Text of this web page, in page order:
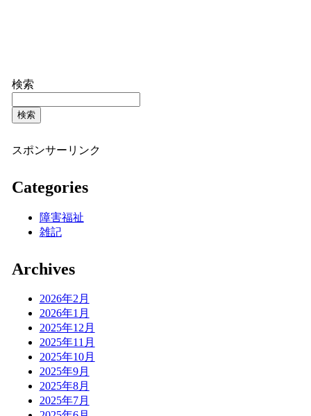
検索
検索
スポンサーリンク
Categories
障害福祉
雑記
Archives
2026年2月
2026年1月
2025年12月
2025年11月
2025年10月
2025年9月
2025年8月
2025年7月